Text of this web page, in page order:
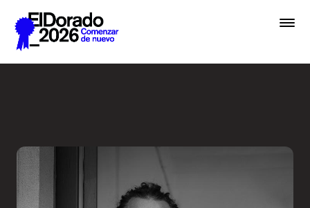
Saltar al contenido principal
Academias